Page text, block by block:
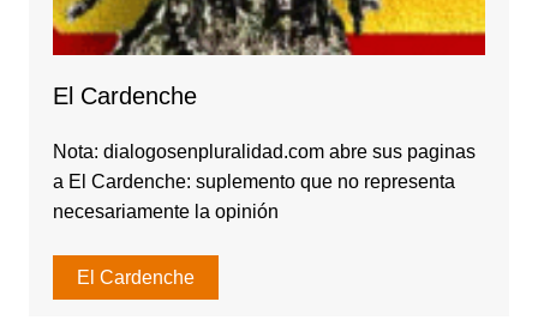
El Cardenche
Nota: dialogosenpluralidad.com abre sus paginas
a El Cardenche: suplemento que no representa
necesariamente la opinión
El Cardenche